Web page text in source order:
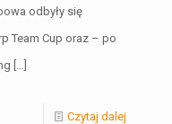
odbyły się
Team Cup oraz – po
Czytaj dalej